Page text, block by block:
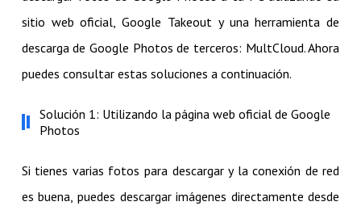
sitio web oficial, Google Takeout y una herramienta de
descarga de Google Photos de terceros: MultCloud. Ahora
puedes consultar estas soluciones a continuación.
Solución 1: Utilizando la página web oficial de Google
Photos
Si tienes varias fotos para descargar y la conexión de red
es buena, puedes descargar imágenes directamente desde